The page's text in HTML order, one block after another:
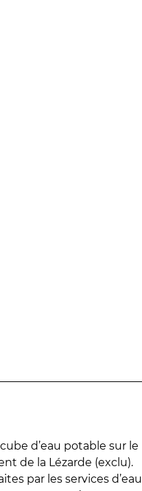
d’eau potable sur le
de la Lézarde (exclu).
par les services d’eau